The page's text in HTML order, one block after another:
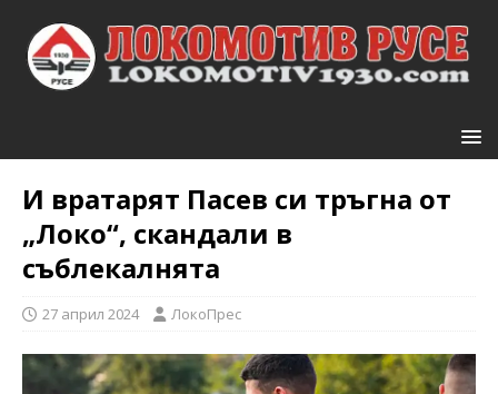
И вратарят Пасев си тръгна от
„Локо“, скандали в
съблекалнята
27 април 2024 ЛокоПрес